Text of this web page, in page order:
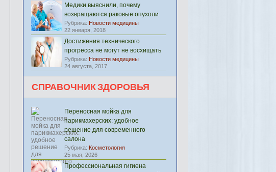
Медики выяснили, почему
возвращаются раковые опухоли
Рубрика: Новости медицины
22 января, 2018
Достижения технического
прогресса не могут не восхищать
Рубрика: Новости медицины
24 августа, 2017
СПРАВОЧНИК ЗДОРОВЬЯ
Переносная мойка для
парикмахерских: удобное
решение для современного
салона
Рубрика: Косметология
25 мая, 2026
Профессиональная гигиена